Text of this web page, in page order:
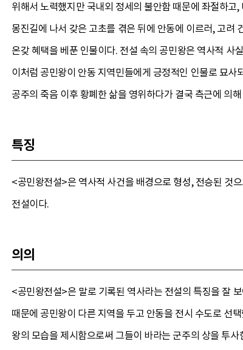
위해서 노력했지만 국내외 정세의 불안함 때문에 좌절하
몽진길에 나서 갖은 고초를 겪은 뒤에 안동에 이르러, 고려
온갖 혜택을 베푼 인물이다. 전설 속의 공민왕은 역사적 사
이처럼 공민왕이 안동 지역민들에게 긍정적인 인물로 묘
공주의 죽음 이후 황폐한 삶을 영위하다가 결국 측근에 의
특징
<공민왕전설>은 역사적 사건을 배경으로 형성, 전승된 것
전설이다.
의의
<공민왕전설>은 말로 기록된 역사라는 전설의 특징을 잘
때문에 공민왕이 다른 지역을 두고 안동을 전시 수도로 선
왕의 모습을 제시함으로써 그들이 바라는 군주의 상을 투